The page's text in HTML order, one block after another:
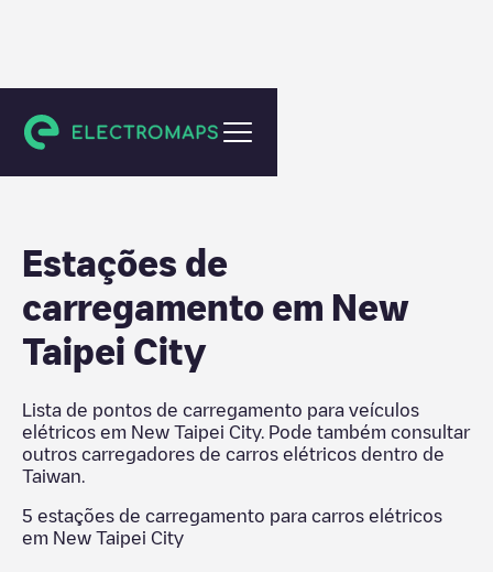
Taiwan
Estações de
carregamento em New
Taipei City
Lista de pontos de carregamento para veículos
elétricos em New Taipei City. Pode também consultar
outros carregadores de carros elétricos dentro de
Taiwan
5 estações de carregamento para carros elétricos
em New Taipei City